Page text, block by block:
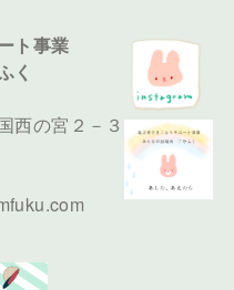
ト事業
く
西の宮２－３